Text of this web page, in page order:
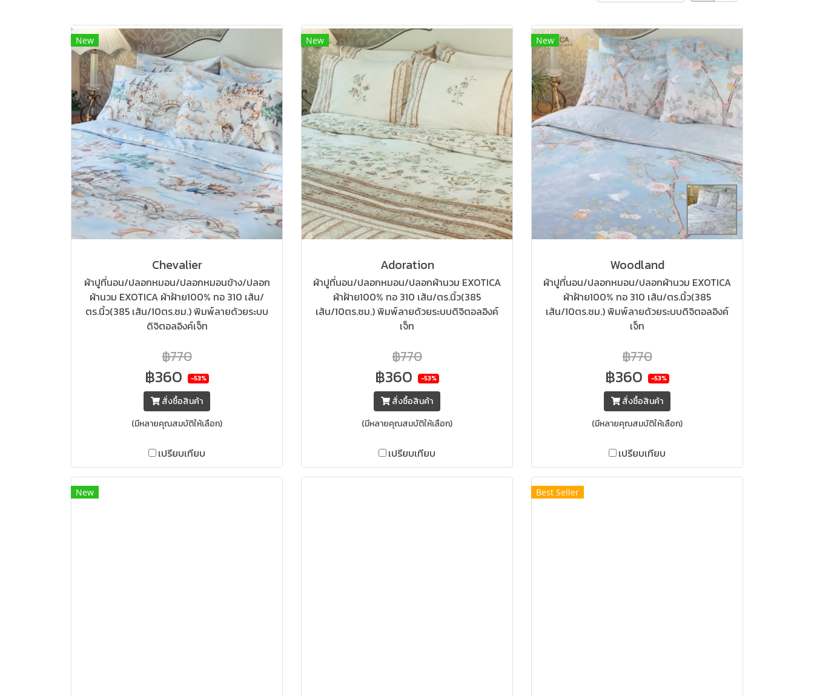
New
Chevalier
ผ้าปูที่นอน/ปลอกหมอน/ปลอกหมอนข้าง/ปลอก
ผ้านวม EXOTICA ผ้าฝ้าย100% ทอ 310 เส้น/
ตร.นิ้ว(385 เส้น/10ตร.ซม.) พิมพ์ลายด้วยระบบ
ดิจิตอลอิงค์เจ็ท
฿770
฿360 -53%
สั่งซื้อสินค้า
(มีหลายคุณสมบัติให้เลือก)
เปรียบเทียบ
New
Adoration
ผ้าปูที่นอน/ปลอกหมอน/ปลอกผ้านวม EXOTICA
ผ้าฝ้าย100% ทอ 310 เส้น/ตร.นิ้ว(385
เส้น/10ตร.ซม.) พิมพ์ลายด้วยระบบดิจิตอลอิงค์
เจ็ท
฿770
฿360 -53%
สั่งซื้อสินค้า
(มีหลายคุณสมบัติให้เลือก)
เปรียบเทียบ
New
Woodland
ผ้าปูที่นอน/ปลอกหมอน/ปลอกผ้านวม EXOTICA
ผ้าฝ้าย100% ทอ 310 เส้น/ตร.นิ้ว(385
เส้น/10ตร.ซม.) พิมพ์ลายด้วยระบบดิจิตอลอิงค์
เจ็ท
฿770
฿360 -53%
สั่งซื้อสินค้า
(มีหลายคุณสมบัติให้เลือก)
เปรียบเทียบ
New Best Seller